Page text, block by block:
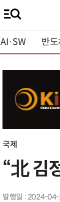
AI·SW 반도
국제
“北 김
발행일 : 2024-